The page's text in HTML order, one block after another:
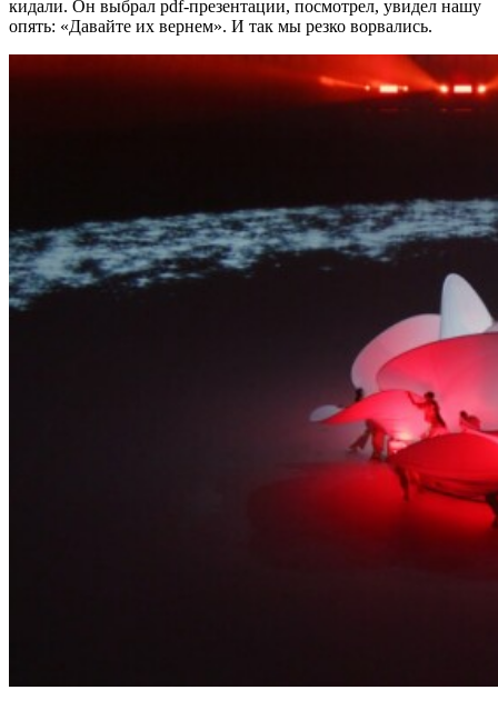
кидали. Он выбрал pdf-презентации, посмотрел, увидел нашу
опять: «Давайте их вернем». И так мы резко ворвались.